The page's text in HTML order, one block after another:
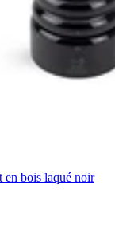
en bois laqué noir